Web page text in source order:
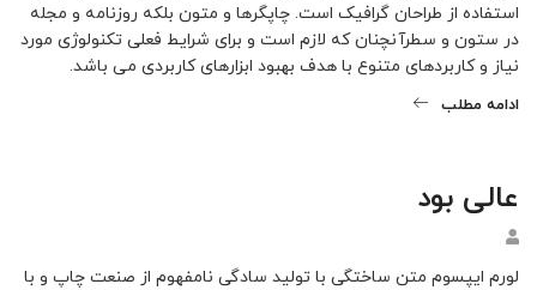
استفاده از طراحان گرافیک است. چاپگرها و متون بلکه روزنامه و مجله
در ستون و سطرآنچنان که لازم است و برای شرایط فعلی تکنولوژی مورد
نیاز و کاربردهای متنوع با هدف بهبود ابزارهای کاربردی می باشد.
ادامه مطلب
عالی بود
لورم ایپسوم متن ساختگی با تولید سادگی نامفهوم از صنعت چاپ و با